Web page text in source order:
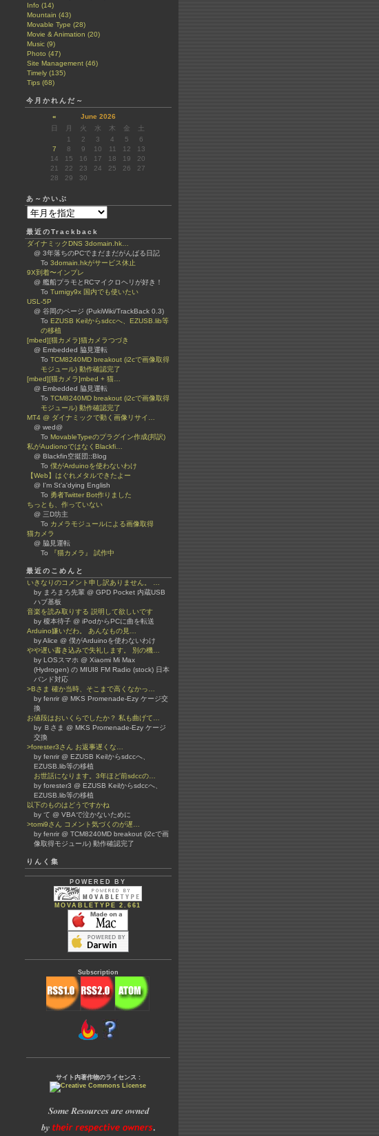
Info (14)
Mountain (43)
Movable Type (28)
Movie & Animation (20)
Music (9)
Photo (47)
Site Management (46)
Timely (135)
Tips (68)
今月かれんだ～
«
June 2026
日
月 火 水 木 金
土
1
2 3 4 5
6
7
8 9 10 11 12
13
14
15 16 17 18 19
20
21
22 23 24 25 26
27
28
29 30
あ～かいぶ
最近のTrackback
ダイナミックDNS 3domain.hk…
@ 3年落ちのPCでまだまだがんばる日記
To 3domain.hkがサービス休止
9X到着〜インプレ
@ 艦船プラモとRCマイクロヘリが好き！
To Turnigy9x 国内でも使いたい
USL-5P
@ 谷岡のページ (PukiWiki/TrackBack 0.3)
To EZUSB Keilからsdccへ、EZUSB.lib等
の移植
[mbed][猫カメラ]猫カメラつづき
@ Embedded 脇見運転
To TCM8240MD breakout (i2cで画像取得
モジュール) 動作確認完了
[mbed][猫カメラ]mbed + 猫…
@ Embedded 脇見運転
To TCM8240MD breakout (i2cで画像取得
モジュール) 動作確認完了
MT4 @ ダイナミックで動く画像リサイ…
@ wed@
To MovableTypeのプラグイン作成(邦訳)
私がAudionoではなくBlackfi…
@ Blackfin空挺団::Blog
To 僕がArduinoを使わないわけ
【Web】はぐれメタルできたよー
@ I'm St'a'dying English
To 勇者Twitter Bot作りました
ちっとも、作っていない
@ 三D坊主
To カメラモジュールによる画像取得
猫カメラ
@ 脇見運転
To
『猫カメラ』 試作中
最近のこめんと
いきなりのコメント申し訳ありません。 …
by まろまろ先輩 @ GPD Pocket 内蔵USB
ハブ基板
音楽を読み取りする 説明して欲しいです
by 榎本待子 @ iPodからPCに曲を転送
Arduino嫌いだわ。 あんなもの見…
by Alice @ 僕がArduinoを使わないわけ
やや遅い書き込みで失礼します。 別の機…
by LOSスマホ @ Xiaomi Mi Max
(Hydrogen) の MIUI8 FM Radio (stock) 日本
バンド対応
>Bさま 確か当時、そこまで高くなかっ…
by fenrir @ MKS Promenade-Ezy ケージ交
換
お値段はおいくらでしたか？ 私も曲げて…
by Ｂさま @ MKS Promenade-Ezy ケージ
交換
>forester3さん お返事遅くな…
by fenrir @ EZUSB Keilからsdccへ、
EZUSB.lib等の移植
お世話になります。3年ほど前sdccの…
by forester3 @ EZUSB Keilからsdccへ、
EZUSB.lib等の移植
以下のものはどうですかね
by て @ VBAで泣かないために
>tomi9さん コメント気づくのが遅…
by fenrir @ TCM8240MD breakout (i2cで画
像取得モジュール) 動作確認完了
りんく集
POWERED BY
MOVABLETYPE 2.661
Subscription
サイト内著作物のライセンス :